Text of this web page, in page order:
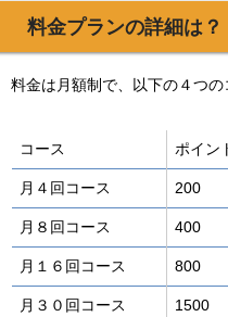
料金プランの詳細は？
料金は月額制で、以下の４つの
コース ポイン
月４回コース 200
月８回コース 400
月１６回コース 800
月３０回コース 1500